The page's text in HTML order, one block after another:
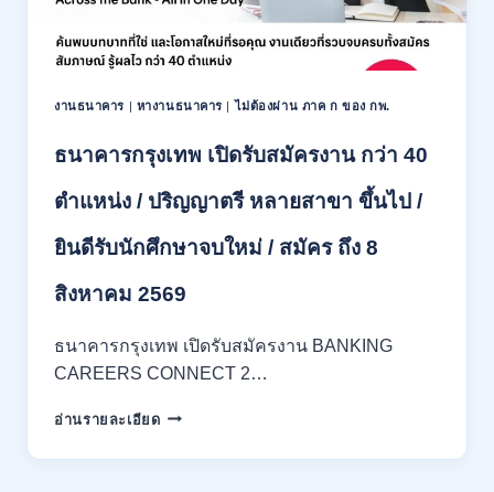
/
ไม่
ต้อง
ภาค
กพ.
เงิน
18,150
สมัคร
–
14
สิงหาคม
งานธนาคาร หางานธนาคาร ไม่ต้องผ่าน ภาค ก ของ กพ.
ธนาคารกรุงเทพ เปิดรับสมัครงาน กว่า 40
ตำแหน่ง / ปริญญาตรี หลายสาขา ขึ้นไป /
ยินดีรับนักศึกษาจบใหม่ / สมัคร ถึง 8
สิงหาคม 2569
ธนาคารกรุงเทพ เปิดรับสมัครงาน BANKING
CAREERS CONNECT 2…
อ่านรายละเอียดธนาคาร
เปิด